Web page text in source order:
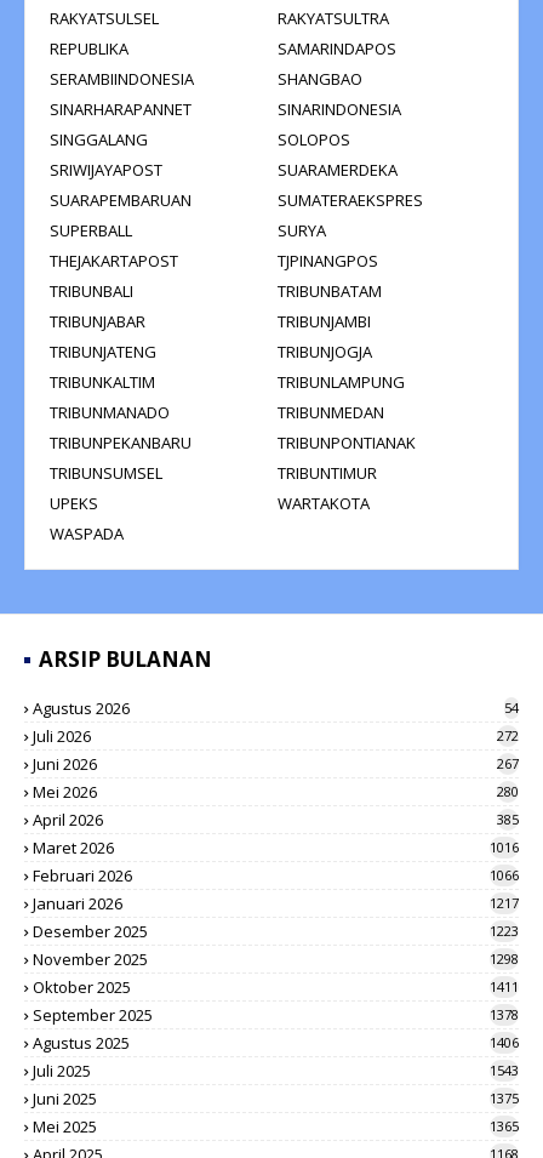
RAKYATSULSEL
RAKYATSULTRA
REPUBLIKA
SAMARINDAPOS
SERAMBIINDONESIA
SHANGBAO
SINARHARAPANNET
SINARINDONESIA
SINGGALANG
SOLOPOS
SRIWIJAYAPOST
SUARAMERDEKA
SUARAPEMBARUAN
SUMATERAEKSPRES
SUPERBALL
SURYA
THEJAKARTAPOST
TJPINANGPOS
TRIBUNBALI
TRIBUNBATAM
TRIBUNJABAR
TRIBUNJAMBI
TRIBUNJATENG
TRIBUNJOGJA
TRIBUNKALTIM
TRIBUNLAMPUNG
TRIBUNMANADO
TRIBUNMEDAN
TRIBUNPEKANBARU
TRIBUNPONTIANAK
TRIBUNSUMSEL
TRIBUNTIMUR
UPEKS
WARTAKOTA
WASPADA
ARSIP BULANAN
Agustus 2026 54
Juli 2026 272
Juni 2026 267
Mei 2026 280
April 2026 385
Maret 2026 1016
Februari 2026 1066
Januari 2026 1217
Desember 2025 1223
November 2025 1298
Oktober 2025 1411
September 2025 1378
Agustus 2025 1406
Juli 2025 1543
Juni 2025 1375
Mei 2025 1365
1168